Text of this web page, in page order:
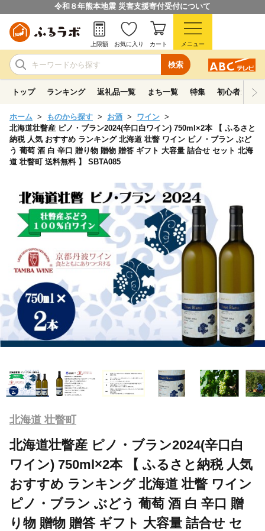
令和８年熊本地震 災害支援寄付受付について
検索
上限額 お気に入り カート メニュー
トップ ランキング 返礼品一覧 まち一覧 特集 初心者ガイド
ホーム ものから探す お酒
ワイン
北海道壮瞥産 ピノ・ブラン2024(辛口白ワイン) 750ml×2本 【 ふるさと
納税 人気 おすすめ ランキング 北海道 壮瞥 ワイン ピノ・ブラン ぶど
う 葡萄 酒 白 辛口 贈り物 贈物 贈答 ギフト 大容量 詰合せ セット 北海
道 壮瞥町 送料無料 】 SBTA085
北海道 壮瞥町
北海道壮瞥産 ピノ・ブラン2024(辛口白
ワイン) 750ml×2本 【 ふるさと納税 人気
おすすめ ランキング 北海道 壮瞥 ワイン
ピノ・ブラン ぶどう 葡萄 酒 白 辛口 贈
り物 贈物 贈答 ギフト 大容量 詰合せ セ